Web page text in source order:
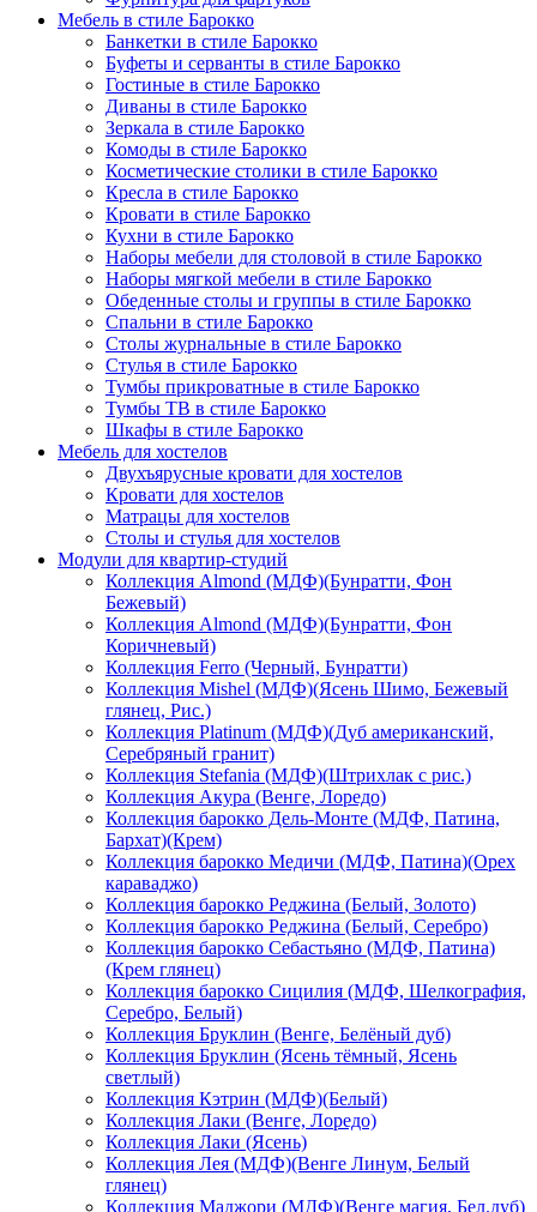
Мебель в стиле Барокко
Банкетки в стиле Барокко
Буфеты и серванты в стиле Барокко
Гостиные в стиле Барокко
Диваны в стиле Барокко
Зеркала в стиле Барокко
Комоды в стиле Барокко
Косметические столики в стиле Барокко
Кресла в стиле Барокко
Кровати в стиле Барокко
Кухни в стиле Барокко
Наборы мебели для столовой в стиле Барокко
Наборы мягкой мебели в стиле Барокко
Обеденные столы и группы в стиле Барокко
Спальни в стиле Барокко
Столы журнальные в стиле Барокко
Стулья в стиле Барокко
Тумбы прикроватные в стиле Барокко
Тумбы ТВ в стиле Барокко
Шкафы в стиле Барокко
Мебель для хостелов
Двухъярусные кровати для хостелов
Кровати для хостелов
Матрацы для хостелов
Столы и стулья для хостелов
Модули для квартир-студий
Коллекция Almond (МДФ)(Бунратти, Фон
Бежевый)
Коллекция Almond (МДФ)(Бунратти, Фон
Коричневый)
Коллекция Ferro (Черный, Бунратти)
Коллекция Mishel (МДФ)(Ясень Шимо, Бежевый
глянец, Рис.)
Коллекция Platinum (МДФ)(Дуб американский,
Серебряный гранит)
Коллекция Stefania (МДФ)(Штрихлак с рис.)
Коллекция Акура (Венге, Лоредо)
Коллекция барокко Дель-Монте (МДФ, Патина,
Бархат)(Крем)
Коллекция барокко Медичи (МДФ, Патина)(Орех
караваджо)
Коллекция барокко Реджина (Белый, Золото)
Коллекция барокко Реджина (Белый, Серебро)
Коллекция барокко Себастьяно (МДФ, Патина)
(Крем глянец)
Коллекция барокко Сицилия (МДФ, Шелкография,
Серебро, Белый)
Коллекция Бруклин (Венге, Белёный дуб)
Коллекция Бруклин (Ясень тёмный, Ясень
светлый)
Коллекция Кэтрин (МДФ)(Белый)
Коллекция Лаки (Венге, Лоредо)
Коллекция Лаки (Ясень)
Коллекция Лея (МДФ)(Венге Линум, Белый
глянец)
Коллекция Маджори (МДФ)(Венге магия, Бел.дуб)